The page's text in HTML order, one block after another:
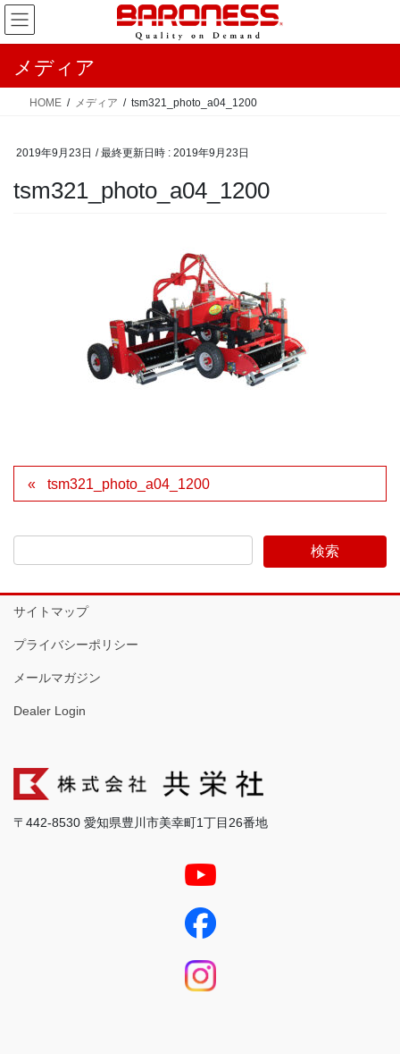
コ
ン
ナ
ビ
メディア
HOME メディア tsm321_photo_a04_1200
2019年9月23日 / 最終更新日時 : 2019年9月23日
tsm321_photo_a04_1200
tsm321_photo_a04_1200
サイトマップ
プライバシーポリシー
メールマガジン
Dealer Login
〒442-8530 愛知県豊川市美幸町1丁目26番地